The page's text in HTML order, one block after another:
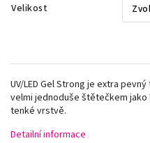
Velikost
UV/LED Gel Strong je extra
velmi jednoduše štětečkem
tenké vrstvě.
Detailní informace